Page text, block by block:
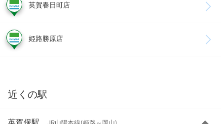
英賀春日町店
姫路勝原店
近くの駅
英賀保駅 JR山陽本線(姫路～岡山)